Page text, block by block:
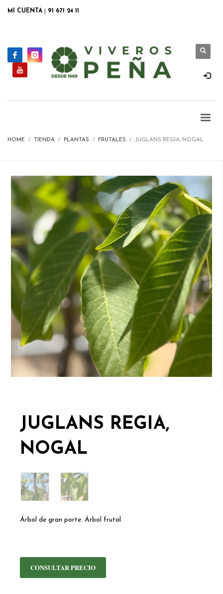
MI CUENTA 91 671 24 11
HOME TIENDA PLANTAS FRUTALES JUGLANS REGIA, NOGAL
JUGLANS REGIA,
NOGAL
Árbol de gran porte. Árbol frutal
CONSULTAR PRECIO